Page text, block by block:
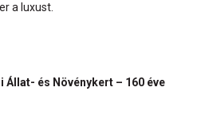
a luxust.
és Növénykert – 160 éve